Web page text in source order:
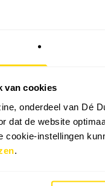
van cookies
onderdeel van Dé
dat de website
cookie-instellingen
.
- Residentieel
2035 te voorspellen
| SlimmeRik on Tour